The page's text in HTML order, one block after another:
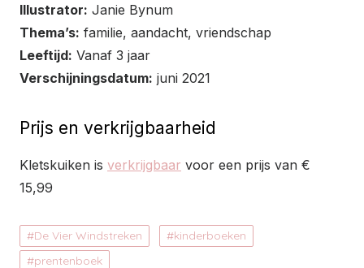
Illustrator: Janie Bynum
Thema’s: familie, aandacht, vriendschap
Leeftijd: Vanaf 3 jaar
Verschijningsdatum: juni 2021
Prijs en verkrijgbaarheid
Kletskuiken is verkrijgbaar voor een prijs van €
15,99
De Vier Windstreken
kinderboeken
prentenboek